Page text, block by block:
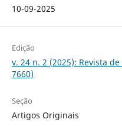
10-09-2025
Edição
v. 24 n. 2 (2025): Revista
7660)
Seção
Artigos Originais